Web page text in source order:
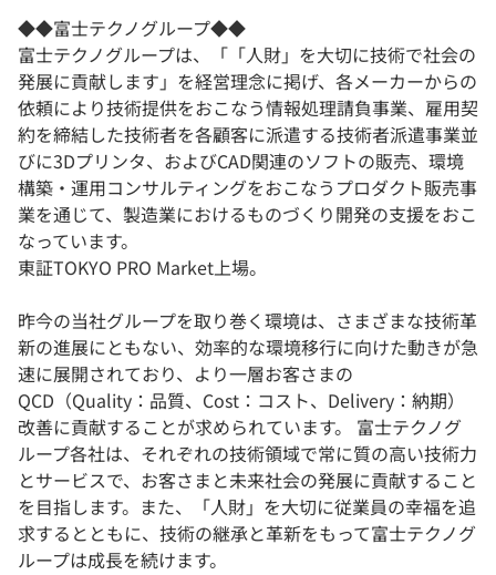
◆◆富士テクノグループ◆◆
富士テクノグループは、「「人財」を大切に技術で社会の
発展に貢献します」を経営理念に掲げ、各メーカーからの
依頼により技術提供をおこなう情報処理請負事業、雇用契
約を締結した技術者を各顧客に派遣する技術者派遣事業並
びに3Dプリンタ、およびCAD関連のソフトの販売、環境
構築・運用コンサルティングをおこなうプロダクト販売事
業を通じて、製造業におけるものづくり開発の支援をおこ
なっています。
東証TOKYO PRO Market上場。
昨今の当社グループを取り巻く環境は、さまざまな技術革
新の進展にともない、効率的な環境移行に向けた動きが急
速に展開されており、より一層お客さまの
QCD（Quality：品質、Cost：コスト、Delivery：納期）
改善に貢献することが求められています。 富士テクノグ
ループ各社は、それぞれの技術領域で常に質の高い技術力
とサービスで、お客さまと未来社会の発展に貢献すること
を目指します。また、「人財」を大切に従業員の幸福を追
求するとともに、技術の継承と革新をもって富士テクノグ
ループは成長を続けます。